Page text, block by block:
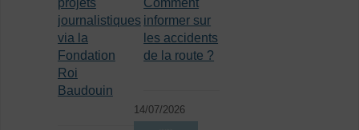
projets
journalistiques
via la
Fondation
Roi
Baudouin
Comment
informer sur
les accidents
de la route ?
14/07/2026